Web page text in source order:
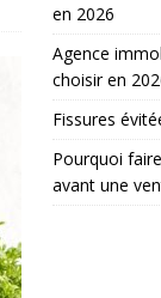
en 2026
Agence
choisir en
Fissures
Pourquoi
avant une